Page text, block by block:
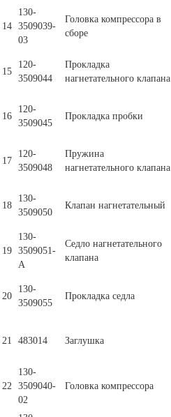
14
130-
3509039-
03
Головка компрессора в
сборе
15
120-
3509044
Прокладка
нагнетательного клапана
16
120-
3509045
Прокладка пробки
17
120-
3509048
Пружина
нагнетательного клапана
18
130-
3509050
Клапан нагнетательный
19
130-
3509051-
А
Седло нагнетательного
клапана
20
130-
3509055
Прокладка седла
21 483014 Заглушка
22
130-
3509040-
02
Головка компрессора